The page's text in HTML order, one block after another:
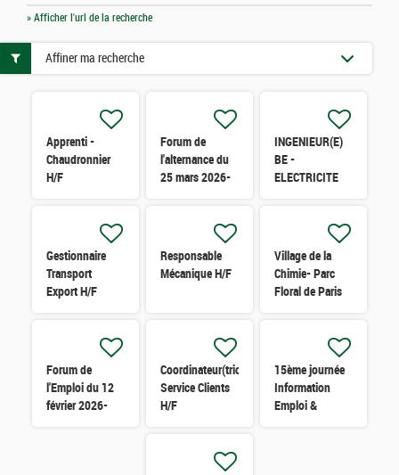
» Afficher l'url de la recherche
Apprenti -
Chaudronnier
H/F
Forum de
l'alternance du
25 mars 2026-
INGENIEUR(E)
BE -
ELECTRICITE
Gestionnaire
Transport
Export H/F
Responsable
Mécanique H/F
Village de la
Chimie- Parc
Floral de Paris
Forum de
l'Emploi du 12
février 2026-
Coordinateur(trice)
Service Clients
H/F
15ème journée
Information
Emploi &
Affiner ma recherche